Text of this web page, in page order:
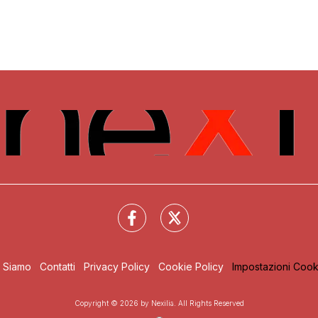
Siamo Contatti Privacy Policy Cookie Policy Impostazioni
Copyright © 2026 by Nexilia. All Rights Reserved